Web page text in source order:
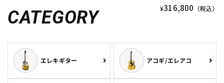
¥316,800 （税込）
CATEGORY
エレキギター アコギ/エレアコ